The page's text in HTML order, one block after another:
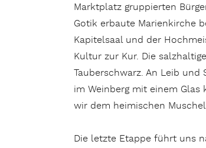
Marktplatz gruppierten
Gotik erbaute Marienkirche
Kapitelsaal und der
Kultur zur Kur. Die
Tauberschwarz. An Leib
im Weinberg mit einem
wir dem heimischen
Die letzte Etappe führt uns